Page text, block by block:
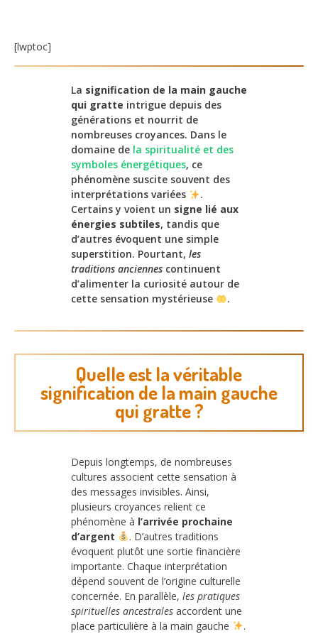
[lwptoc]
La signification de la main gauche
qui gratte intrigue depuis des
générations et nourrit de
nombreuses croyances. Dans le
domaine de la spiritualité et des
symboles énergétiques, ce
phénomène suscite souvent des
interprétations variées
.
Certains y voient un signe lié aux
énergies subtiles, tandis que
d’autres évoquent une simple
superstition. Pourtant, les
traditions anciennes continuent
d’alimenter la curiosité autour de
cette sensation mystérieuse
.
Quelle est la véritable
signification de la main gauche
qui gratte ?
Depuis longtemps, de nombreuses
cultures associent cette sensation à
des messages invisibles. Ainsi,
plusieurs croyances relient ce
phénomène à l’arrivée prochaine
d’argent
. D’autres traditions
évoquent plutôt une sortie financière
importante. Chaque interprétation
dépend souvent de l’origine culturelle
concernée. En parallèle, les pratiques
spirituelles ancestrales accordent une
place particulière à la main gauche
.